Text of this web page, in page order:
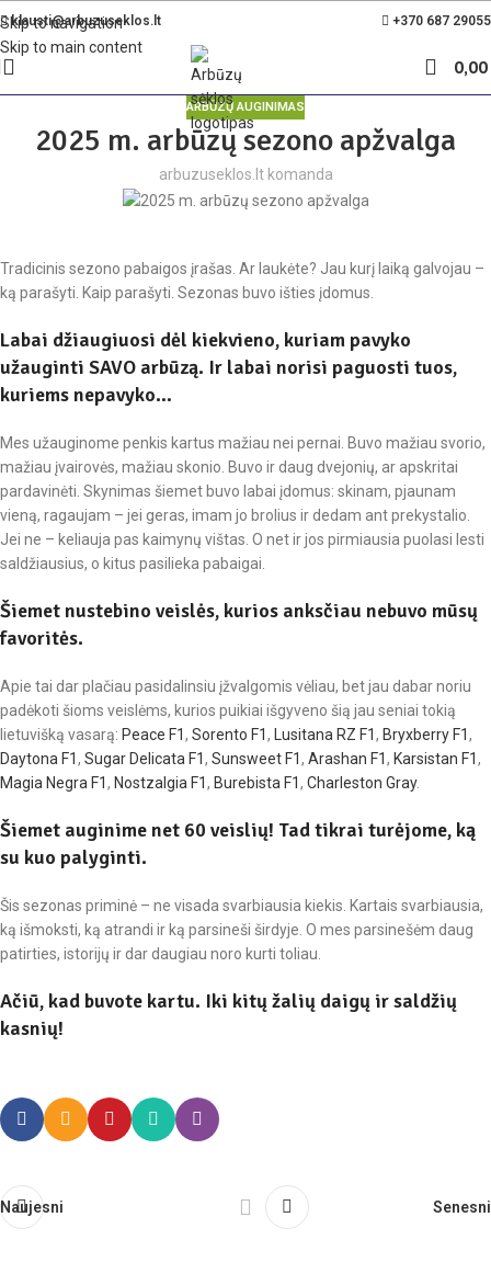
Skip to navigation
Skip to main content
klausti@arbuzuseklos.lt +370 687 29055
0,00
ARBŪZŲ AUGINIMAS
2025 m. arbūzų sezono apžvalga
arbuzuseklos.lt komanda
Tradicinis sezono pabaigos įrašas. Ar laukėte? Jau kurį laiką galvojau –
ką parašyti. Kaip parašyti. Sezonas buvo išties įdomus.
Labai džiaugiuosi dėl kiekvieno, kuriam pavyko
užauginti SAVO arbūzą. Ir labai norisi paguosti tuos,
kuriems nepavyko…
Mes užauginome penkis kartus mažiau nei pernai. Buvo mažiau svorio,
mažiau įvairovės, mažiau skonio. Buvo ir daug dvejonių, ar apskritai
pardavinėti. Skynimas šiemet buvo labai įdomus: skinam, pjaunam
vieną, ragaujam – jei geras, imam jo brolius ir dedam ant prekystalio.
Jei ne – keliauja pas kaimynų vištas. O net ir jos pirmiausia puolasi lesti
saldžiausius, o kitus pasilieka pabaigai.
Šiemet nustebino veislės, kurios anksčiau nebuvo mūsų
favoritės.
Apie tai dar plačiau pasidalinsiu įžvalgomis vėliau, bet jau dabar noriu
padėkoti šioms veislėms, kurios puikiai išgyveno šią jau seniai tokią
lietuvišką vasarą: Peace F1, Sorento F1, Lusitana RZ F1, Bryxberry F1,
Daytona F1, Sugar Delicata F1, Sunsweet F1, Arashan F1, Karsistan F1,
Magia Negra F1, Nostzalgia F1, Burebista F1, Charleston Gray.
Šiemet auginime net 60 veislių! Tad tikrai turėjome, ką
su kuo palyginti.
Šis sezonas priminė – ne visada svarbiausia kiekis. Kartais svarbiausia,
ką išmoksti, ką atrandi ir ką parsineši širdyje. O mes parsinešėm daug
patirties, istorijų ir dar daugiau noro kurti toliau.
Ačiū, kad buvote kartu. Iki kitų žalių daigų ir saldžių
kasnių!
Naujesni Senesni